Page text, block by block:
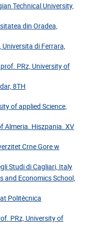
Technical University,
din Oradea,
di Ferrara,
PRz, University of
8TH
of applied Science,
Almeria. Hiszpania. XV
Crne Gore w
Studi di Cagliari, Italy
and Economics School,
Politècnica
PRz, University of